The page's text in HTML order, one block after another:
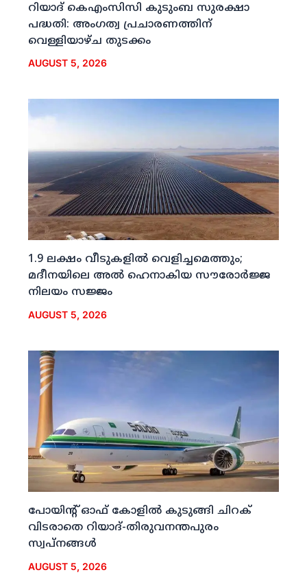
റിയാദ് കെഎംസിസി കുടുംബ സുരക്ഷാ
പദ്ധതി: അംഗത്വ പ്രചാരണത്തിന്
വെള്ളിയാഴ്ച തുടക്കം
AUGUST 5, 2026
1.9 ലക്ഷം വീടുകളില്‍ വെളിച്ചമെത്തും;
മദീനയിലെ അല്‍ ഹെനാകിയ സൗരോര്‍ജ്ജ
നിലയം സജ്ജം
AUGUST 5, 2026
പോയിന്റ് ഓഫ് കോളില്‍ കുടുങ്ങി ചിറക്
വിടരാതെ റിയാദ്-തിരുവനന്തപുരം
സ്വപ്നങ്ങള്‍
AUGUST 5, 2026